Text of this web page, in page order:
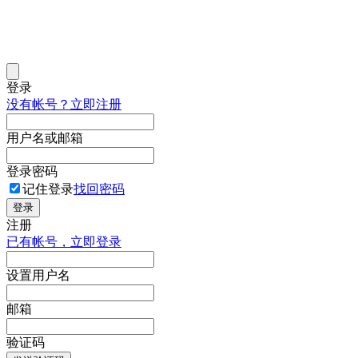
登录
没有帐号？立即注册
用户名或邮箱
登录密码
记住登录找回密码
登录
注册
已有帐号，立即登录
设置用户名
邮箱
验证码